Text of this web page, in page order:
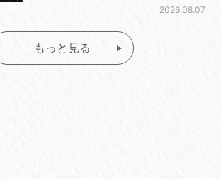
2026.08.07
もっと見る